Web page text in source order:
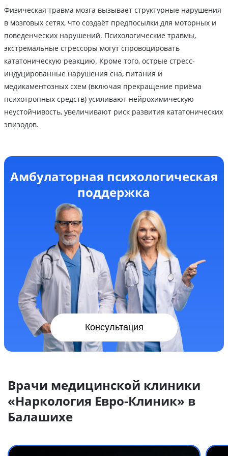
Физическая травма мозга вызывает структурные нарушения
в мозговых сетях, что создаёт предпосылки для моторных и
поведенческих нарушений. Психологические травмы,
экстремальные стрессоры могут спровоцировать
кататоническую реакцию. Кроме того, острые стресс-
индуцированные нарушения сна, питания и
медикаментозных схем (включая прекращение приёма
психотропных средств) усиливают нейрохимическую
неустойчивость, увеличивают риск развития кататонических
эпизодов.
Амбулаторная психологическая
поддержка
Консультация
Врачи медицинской клиники
«Наркология Евро-Клиник» в
Балашихе